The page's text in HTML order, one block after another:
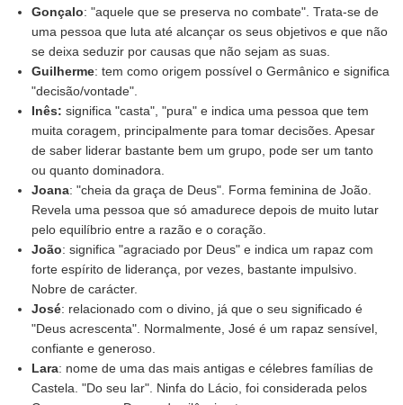
Gonçalo: "aquele que se preserva no combate". Trata-se de
uma pessoa que luta até alcançar os seus objetivos e que não
se deixa seduzir por causas que não sejam as suas.
Guilherme: tem como origem possível o Germânico e significa
"decisão/vontade".
Inês: significa "casta", "pura" e indica uma pessoa que tem
muita coragem, principalmente para tomar decisões. Apesar
de saber liderar bastante bem um grupo, pode ser um tanto
ou quanto dominadora.
Joana: "cheia da graça de Deus". Forma feminina de João.
Revela uma pessoa que só amadurece depois de muito lutar
pelo equilíbrio entre a razão e o coração.
João: significa "agraciado por Deus" e indica um rapaz com
forte espírito de liderança, por vezes, bastante impulsivo.
Nobre de carácter.
José: relacionado com o divino, já que o seu significado é
"Deus acrescenta". Normalmente, José é um rapaz sensível,
confiante e generoso.
Lara: nome de uma das mais antigas e célebres famílias de
Castela. "Do seu lar". Ninfa do Lácio, foi considerada pelos